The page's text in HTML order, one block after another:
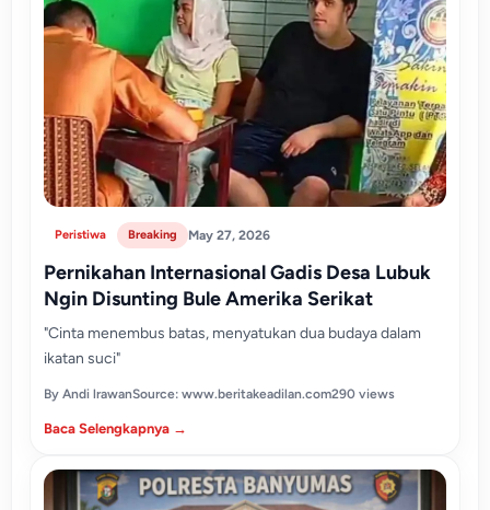
Peristiwa Breaking May 27, 2026
Pernikahan Internasional Gadis Desa Lubuk
Ngin Disunting Bule Amerika Serikat
"Cinta menembus batas, menyatukan dua budaya dalam
ikatan suci"
By Andi lrawanSource: www.beritakeadilan.com290 views
Baca Selengkapnya →